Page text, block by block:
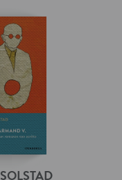
SOLSTAD